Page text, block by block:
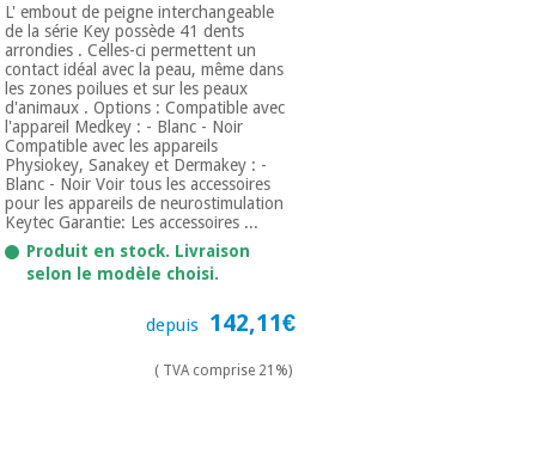
L' embout de peigne interchangeable
de la série Key possède 41 dents
arrondies . Celles-ci permettent un
contact idéal avec la peau, même dans
les zones poilues et sur les peaux
d'animaux . Options : Compatible avec
l'appareil Medkey : - Blanc - Noir
Compatible avec les appareils
Physiokey, Sanakey et Dermakey : -
Blanc - Noir Voir tous les accessoires
pour les appareils de neurostimulation
Keytec Garantie: Les accessoires ...
Produit en stock. Livraison
selon le modèle choisi.
depuis 142,11€
( TVA comprise 21%)